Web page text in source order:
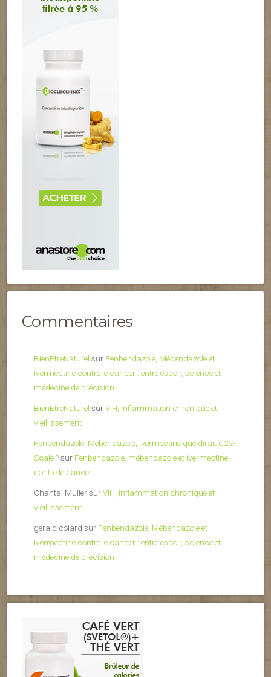
Commentaires
BienEtreNaturel sur Fenbendazole, Mébendazole et
Ivermectine contre le cancer : entre espoir, science et
médecine de précision
BienEtreNaturel surVIH, inflammation chronique et
vieillissement
Fenbendazole, Mebendazole, Ivermectine que dirait C2S-
Scale ?sur Fenbendazole, mébendazole et ivermectine
contre le cancer
Chantal MullersurVIH, inflammation chronique et
vieillissement
gerald colard sur Fenbendazole, Mébendazole et
Ivermectine contre le cancer : entre espoir, science et
médecine de précision